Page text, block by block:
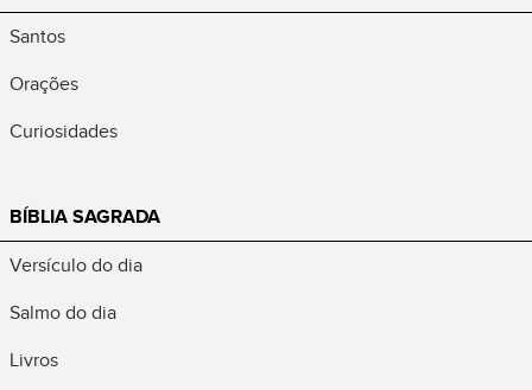
Santos
Orações
Curiosidades
BÍBLIA SAGRADA
Versículo do dia
Salmo do dia
Livros